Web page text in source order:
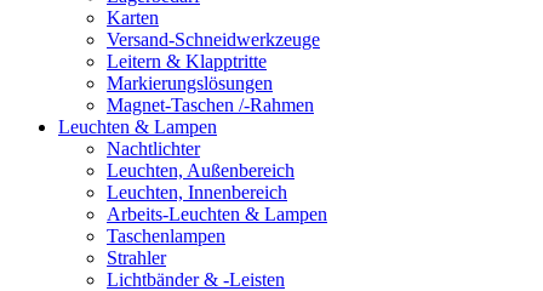
Karten
Versand-Schneidwerkzeuge
Leitern & Klapptritte
Markierungslösungen
Magnet-Taschen /-Rahmen
Leuchten & Lampen
Nachtlichter
Leuchten, Außenbereich
Leuchten, Innenbereich
Arbeits-Leuchten & Lampen
Taschenlampen
Strahler
Lichtbänder & -Leisten